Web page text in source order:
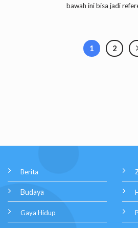
bawah ini bisa jadi
1 2
Berita
Budaya
Gaya Hidup